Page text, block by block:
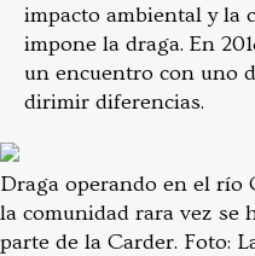
impacto ambiental y la
impone la draga. En
un encuentro con uno
dirimir diferencias.
Draga operando en el río
la comunidad rara vez se
parte de la Carder. Foto: